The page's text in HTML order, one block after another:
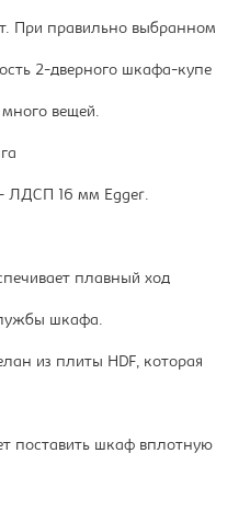
При правильно выбранном
2-дверного шкафа-купе
много вещей.
ЛДСП 16 мм Egger.
плавный ход
шкафа.
из плиты HDF, которая
поставить шкаф вплотную